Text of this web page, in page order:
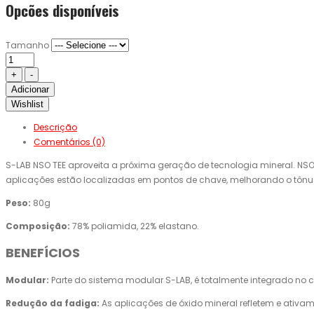
Opcões disponíveis
Tamanho
Adicionar
Wishlist
Descrição
Comentários (0)
S-LAB NSO TEE aproveita a próxima geração de tecnologia mineral.
aplicações estão localizadas em pontos de chave, melhorando o
Peso: 80g
Composição: 78% poliamida, 22% elastano.
BENEFÍCIOS
Modular: Parte do sistema modular S-LAB, é totalmente integrado
Redução da fadiga: As aplicações de óxido mineral refletem e